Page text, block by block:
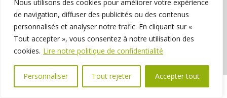
Nous utilisons des cookies pour améliorer votre expérience
de navigation, diffuser des publicités ou des contenus
personnalisés et analyser notre trafic. En cliquant sur «
Tout accepter », vous consentez à notre utilisation des
cookies. Lire notre politique de confidentialité
Personnaliser Tout rejeter Accepter tout
01 69 31 72 10 01 69 31 37 31
Nous contacter
Espace élus
Marchés publics Délibérations